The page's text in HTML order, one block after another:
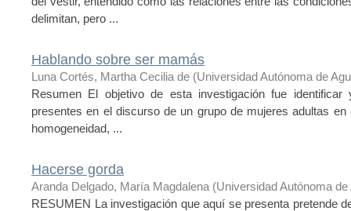
delimitan, pero ...
Hablando sobre ser mamás
Luna Cortés, Martha Cecilia de (Universidad Autónoma de
Resumen El objetivo de esta investigación fue
presentes en el discurso de un grupo de mujeres adultas
homogeneidad, ...
Hacerse gorda
Aranda Delgado, María Magdalena (Universidad Autónoma
RESUMEN La investigación que aquí se presenta pretende